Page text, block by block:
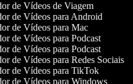
de Vídeos de Viagem
de Vídeos para Android
de Vídeos para Mac
de Vídeos para Podcast
de Vídeos para Podcast
de Vídeos para Redes Sociais
de Vídeos para TikTok
de Vídeos para Windows